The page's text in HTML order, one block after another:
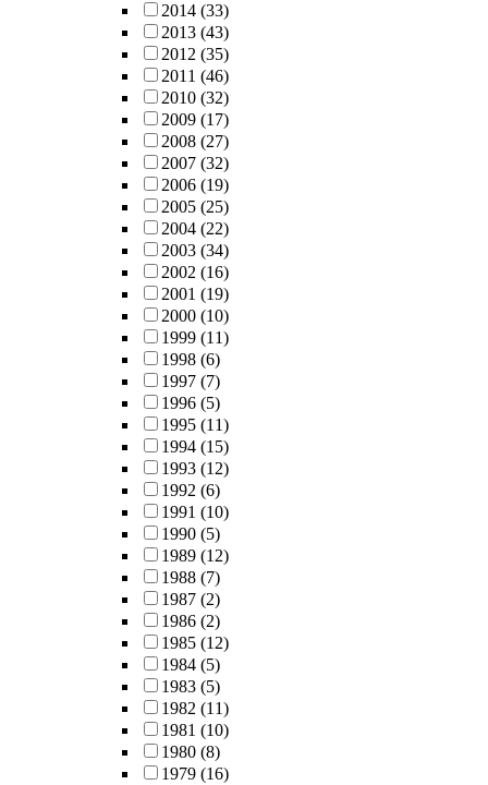
2014 (33)
2013 (43)
2012 (35)
2011 (46)
2010 (32)
2009 (17)
2008 (27)
2007 (32)
2006 (19)
2005 (25)
2004 (22)
2003 (34)
2002 (16)
2001 (19)
2000 (10)
1999 (11)
1998 (6)
1997 (7)
1996 (5)
1995 (11)
1994 (15)
1993 (12)
1992 (6)
1991 (10)
1990 (5)
1989 (12)
1988 (7)
1987 (2)
1986 (2)
1985 (12)
1984 (5)
1983 (5)
1982 (11)
1981 (10)
1980 (8)
1979 (16)